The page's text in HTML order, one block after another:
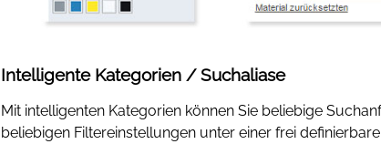
Intelligente Kategorien / Suchaliase
Mit intelligenten Kategorien können Sie beliebige
beliebigen Filtereinstellungen unter einer frei